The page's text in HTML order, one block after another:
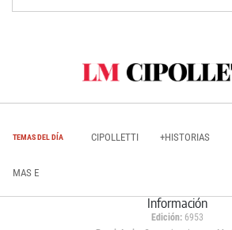
TEMAS DEL DÍA CIPOLLETTI +HISTORIAS
MAS E
Información
Edición: 6953